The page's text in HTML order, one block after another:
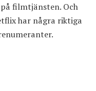
filmtjänsten. Och
har några riktiga